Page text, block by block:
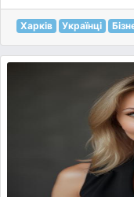
Харків Українці